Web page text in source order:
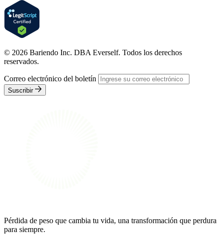
© 2026 Bariendo Inc. DBA Everself. Todos los derechos
reservados.
Correo electrónico del boletín
Suscribir
Pérdida de peso que cambia tu vida, una transformación que perdura
para siempre.